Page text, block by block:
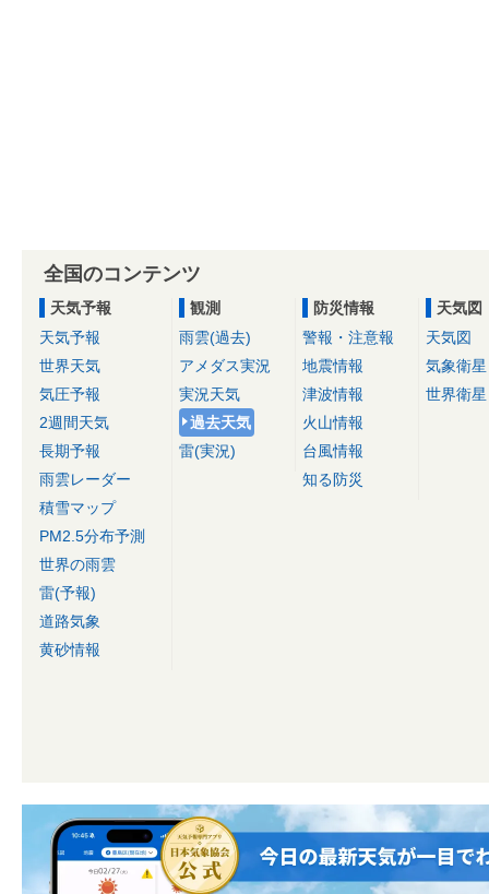
全国のコンテンツ
天気予報
天気予報
世界天気
気圧予報
2週間天気
長期予報
雨雲レーダー
積雪マップ
PM2.5分布予測
世界の雨雲
雷(予報)
道路気象
黄砂情報
観測
雨雲(過去)
アメダス実況
実況天気
過去天気
雷(実況)
防災情報
警報・注意報
地震情報
津波情報
火山情報
台風情報
知る防災
天気図
天気図
気象衛星
世界衛星